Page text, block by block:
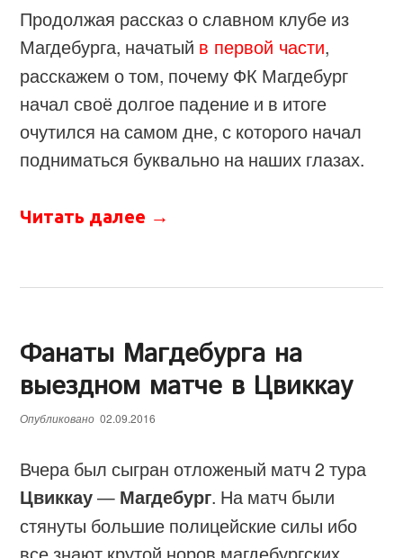
Продолжая рассказ о славном клубе из
Магдебурга, начатый в первой части,
расскажем о том, почему ФК Магдебург
начал своё долгое падение и в итоге
очутился на самом дне, с которого начал
подниматься буквально на наших глазах.
Читать далее →
Фанаты Магдебурга на
выездном матче в Цвиккау
Опубликовано 02.09.2016
Вчера был сыгран отложеный матч 2 тура
Цвиккау— Магдебург. На матч были
стянуты большие полицейские силы ибо